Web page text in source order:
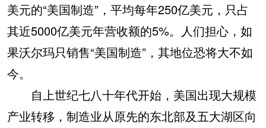
美元的“美国制造”，平均每年250亿美元，只占
其近5000亿美元年营收额的5%。人们担心，如
果沃尔玛只销售“美国制造”，其地位恐将大不如
今。
自上世纪七八十年代开始，美国出现大规模
产业转移，制造业从原先的东北部及五大湖区向